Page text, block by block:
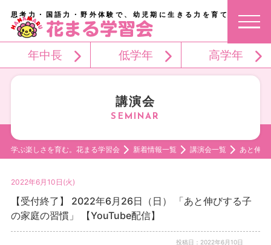
思考力・国語力・野外体験で、幼児期に生きる力を育てる。
年中長 低学年 高学年
講演会
学ぶ楽しさを育む。花まる学習会 新着情報一覧 講演会一覧 あと伸び
2022年6月10日(火)
【受付終了】 2022年6月26日（日） 「あと伸びする子
の家庭の習慣」 【YouTube配信】
投稿日：2022年6月10日